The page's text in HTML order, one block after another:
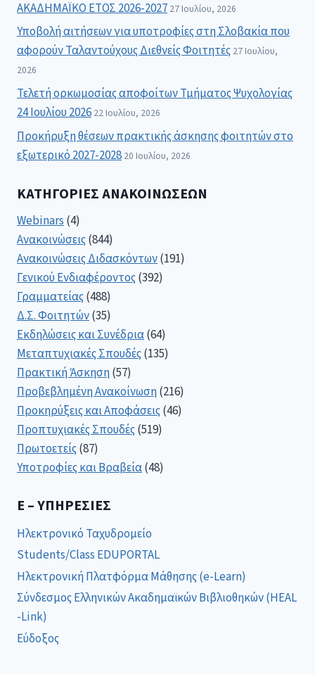
ΑΚΑΔΗΜΑΪΚΟ ΕΤΟΣ 2026-2027 27 Ιουλίου, 2026
Υποβολή αιτήσεων για υποτροφίες στη Σλοβακία που
αφορούν Ταλαντούχους Διεθνείς Φοιτητές 27 Ιουλίου,
2026
Τελετή ορκωμοσίας αποφοίτων Τμήματος Ψυχολογίας
24 Ιουλίου 2026 22 Ιουλίου, 2026
Προκήρυξη θέσεων πρακτικής άσκησης φοιτητών στο
εξωτερικό 2027-2028 20 Ιουλίου, 2026
ΚΑΤΗΓΟΡΊΕΣ ΑΝΑΚΟΙΝΏΣΕΩΝ
Webinars (4)
Ανακοινώσεις(844)
Ανακοινώσεις Διδασκόντων(191)
Γενικού Ενδιαφέροντος(392)
Γραμματείας(488)
Δ.Σ. Φοιτητών(35)
Εκδηλώσεις και Συνέδρια(64)
Μεταπτυχιακές Σπουδές(135)
Πρακτική Άσκηση(57)
Προβεβλημένη Ανακοίνωση(216)
Προκηρύξεις και Αποφάσεις(46)
Προπτυχιακές Σπουδές(519)
Πρωτοετείς(87)
Υποτροφίες και Βραβεία(48)
E – ΥΠΗΡΕΣΊΕΣ
Ηλεκτρονικό Ταχυδρομείο
Students/Class EDUPORTAL
Ηλεκτρονική Πλατφόρμα Μάθησης (e-Learn)
Σύνδεσμος Ελληνικών Ακαδημαϊκών Βιβλιοθηκών (HEAL
-Link)
Εύδοξος